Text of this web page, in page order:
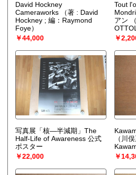
冊数やジャンルによっては、遠方も検
ご相談ください。
◼︎ご自宅やご実家の蔵書整理、店舗・
美術館・作家のアトリエなど、書籍に
面で対応しています。
◼︎また、宅配での買取やお持ち込みで
事前に内容や冊数をお知らせいただけ
内できます。
◼︎ご相談・お問い合わせは、下記のホ
ルフォームよりお受けしています。
https://vintagekagu.com/pages/contact
https://koshonokaitori.com/
取り扱い分野
美術工芸、古典籍、近代文献、趣味、
ー
David Hockney
Cameraworks
（著 : David
Hockney ; 編：Raymond
Foye）
￥44,000
Tout
アン
￥
写真展「核—半減期」The
Half-Life of Awareness 公式
ポスター
￥22,000
（川
￥